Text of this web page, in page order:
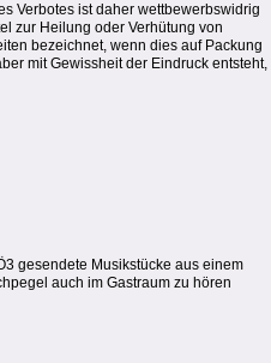
Verbotes ist daher wettbewerbswidrig
zur Heilung oder Verhütung von
bezeichnet, wenn dies auf Packung
mit Gewissheit der Eindruck entsteht,
gesendete Musikstücke aus einem
auch im Gastraum zu hören